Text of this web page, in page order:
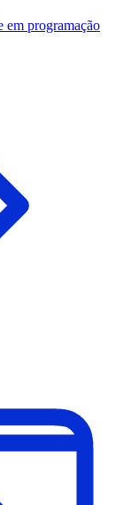
em programação